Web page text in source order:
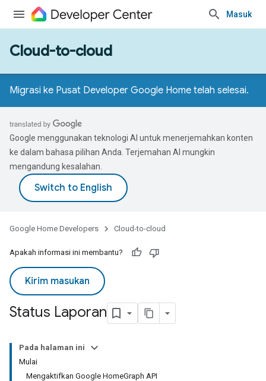
Masuk
Cloud-to-cloud
Migrasi ke Pusat Developer Google Home telah selesai.
Google menggunakan teknologi AI untuk menerjemahkan konten
ke dalam bahasa pilihan Anda. Terjemahan AI mungkin
mengandung kesalahan.
Google Home Developers Cloud-to-cloud
Apakah informasi ini membantu?
Kirim masukan
Status Laporan
Pada halaman ini
Mulai
Mengaktifkan Google HomeGraph API